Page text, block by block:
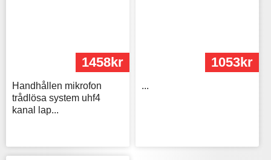
1458kr
Handhållen mikrofon
trådlösa system uhf4
kanal lap...
1053kr
...